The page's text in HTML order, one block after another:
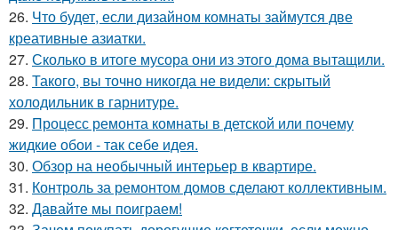
26. Что будет, если дизайном комнаты займутся две
креативные азиатки.
27. Сколько в итоге мусора они из этого дома вытащили.
28. Такого, вы точно никогда не видели: скрытый
холодильник в гарнитуре.
29. Процесс ремонта комнаты в детской или почему
жидкие обои - так себе идея.
30. Обзор на необычный интерьер в квартире.
31. Контроль за ремонтом домов сделают коллективным.
32. Давайте мы поиграем!